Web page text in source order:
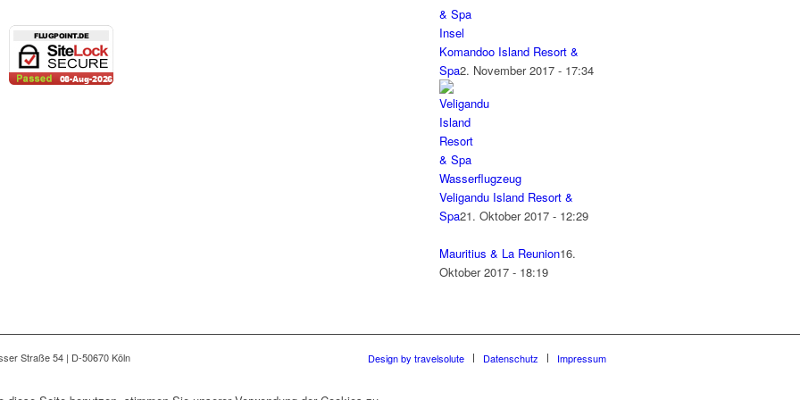
Komandoo Island Resort &
Spa2. November 2017 - 17:34
Veligandu Island Resort &
Spa21. Oktober 2017 - 12:29
Mauritius & La Reunion16.
Oktober 2017 - 18:19
Straße 54 | D-50670 Köln Design by travelsolute Datenschutz Impressum